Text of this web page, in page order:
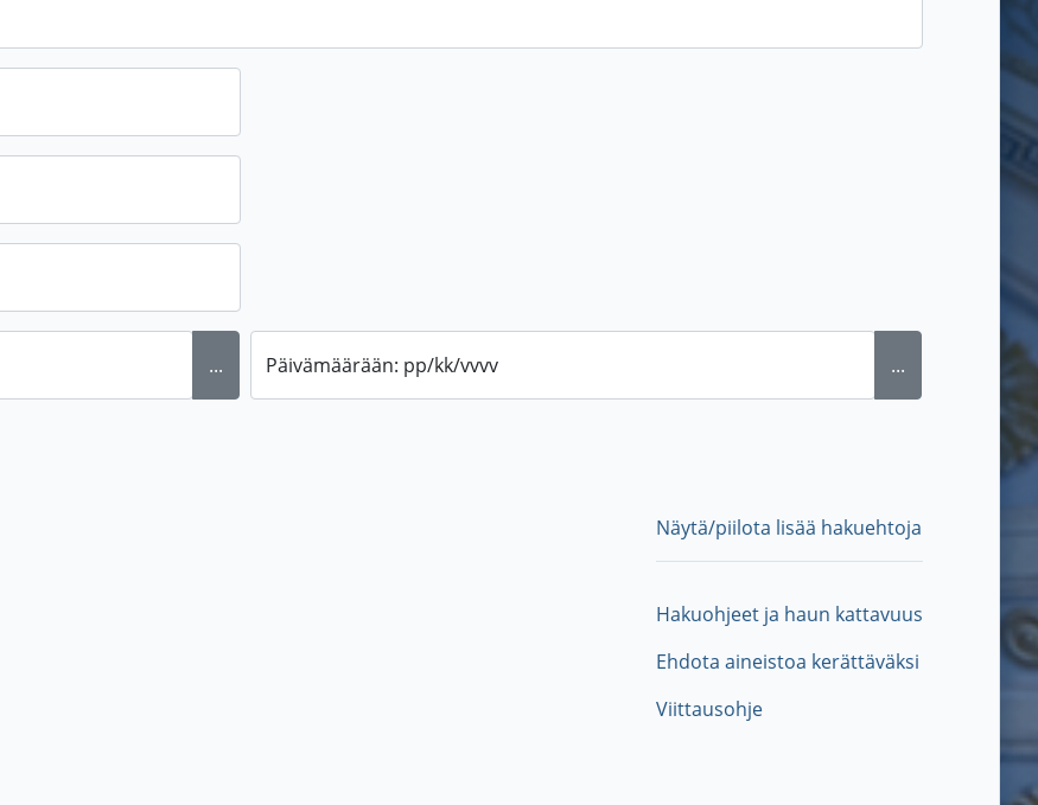
... Päivämäärään: pp/kk/vvvv ...
Näytä/piilota lisää hakuehtoja
Hakuohjeet ja haun kattavuus
Ehdota aineistoa kerättäväksi
Viittausohje